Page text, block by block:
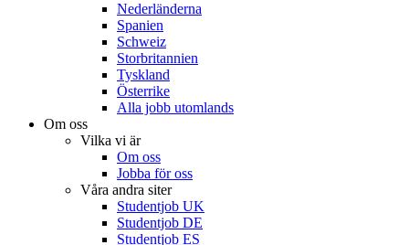
Nederländerna
Spanien
Schweiz
Storbritannien
Tyskland
Österrike
Alla jobb utomlands
Om oss
Vilka vi är
Om oss
Jobba för oss
Våra andra siter
Studentjob UK
Studentjob DE
Studentjob ES